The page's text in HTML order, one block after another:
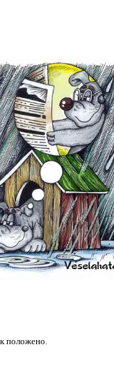
положено.